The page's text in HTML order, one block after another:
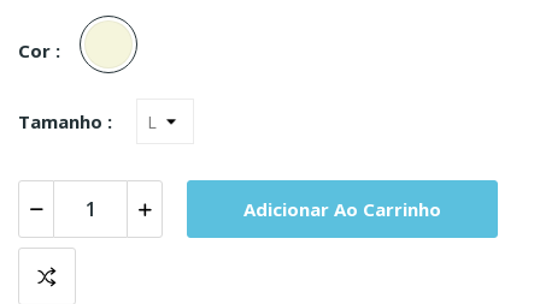
Cor :
Bege
Tamanho :
Adicionar Ao Carrinho